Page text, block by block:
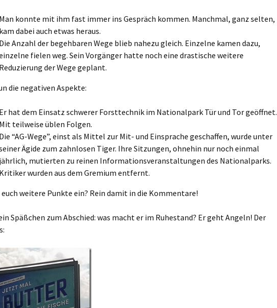
Man konnte mit ihm fast immer ins Gespräch kommen. Manchmal, ganz selten,
kam dabei auch etwas heraus.
Die Anzahl der begehbaren Wege blieb nahezu gleich. Einzelne kamen dazu,
fielen weg. Sein Vorgänger hatte noch eine drastische weitere
Reduzierung der Wege geplant.
die negativen Aspekte:
Er hat dem Einsatz schwerer Forsttechnik im Nationalpark Tür und Tor geöffnet.
Mit teilweise üblen Folgen.
Die “AG-Wege”, einst als Mittel zur Mit- und Einsprache geschaffen, wurde unter
Ägide zum zahnlosen Tiger. Ihre Sitzungen, ohnehin nur noch einmal
jährlich, mutierten zu reinen Informationsveranstaltungen des Nationalparks.
Kritiker wurden aus dem Gremium entfernt.
euch weitere Punkte ein? Rein damit in die Kommentare!
Späßchen zum Abschied: was macht er im Ruhestand? Er geht Angeln! Der